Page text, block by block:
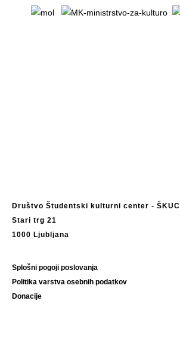
Društvo Študentski kulturni center - ŠKUC
Stari trg 21
1000 Ljubljana
Splošni pogoji poslovanja
Politika varstva osebnih podatkov
Donacije